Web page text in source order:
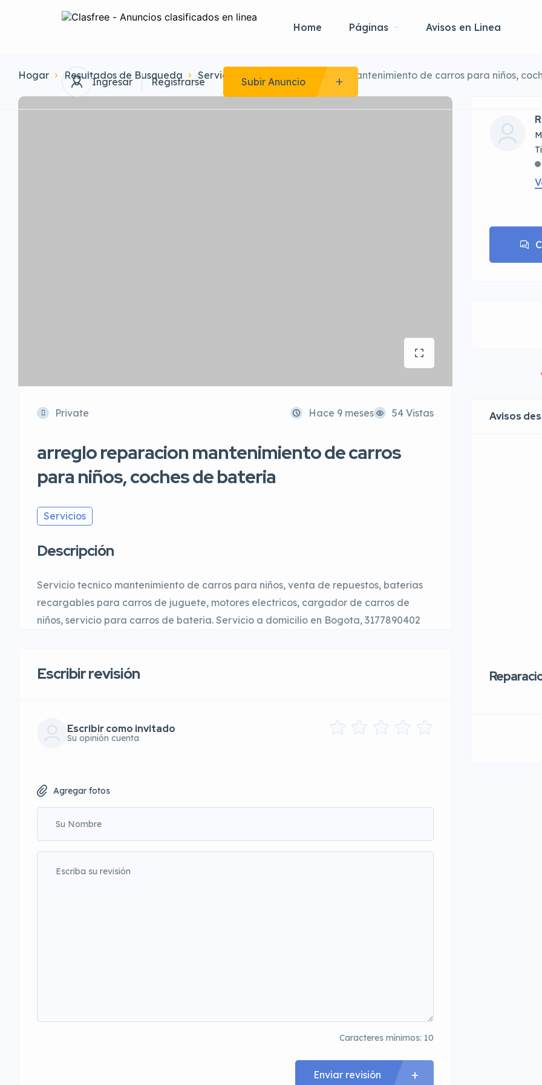
Home Páginas Avisos en Linea
Ingresar Registrarse Subir Anuncio
Hogar Resultados de Busqueda Servicios arreglo reparacion mantenimiento de carros para niños,
Private Hace 9 meses 54 Vistas
arreglo reparacion mantenimiento de carros
para niños, coches de bateria
Servicios
Descripción
Servicio tecnico mantenimiento de carros para niños, venta de repuestos, baterias
recargables para carros de juguete, motores electricos, cargador de carros de
niños, servicio para carros de bateria. Servicio a domicilio en Bogota, 3177890402
Escribir revisión
Escribir como invitado
Su opinión cuenta
Agregar fotos
Caracteres mínimos: 10
Enviar revisión
Avisos